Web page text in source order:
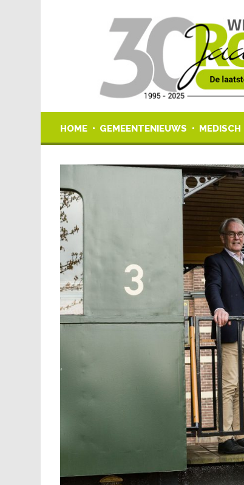
HOME GEMEENTENIEUWS MEDISCH